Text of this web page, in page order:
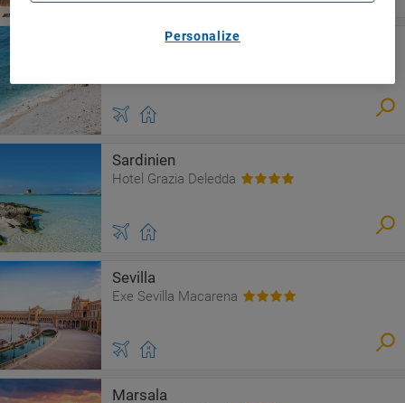
Cala Gonone
Sardinien
Hotel Grazia Deledda
Sevilla
Exe Sevilla Macarena
Marsala
Personalize